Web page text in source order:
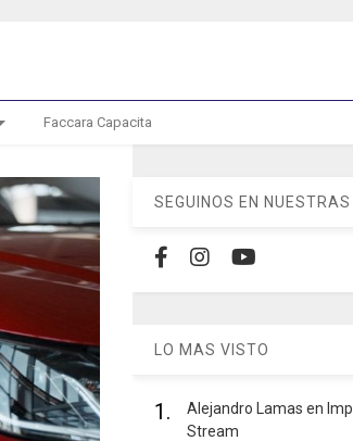
Faccara Capacita
SEGUINOS EN NUESTRAS
LO MAS VISTO
1.
Alejandro Lamas en
Stream